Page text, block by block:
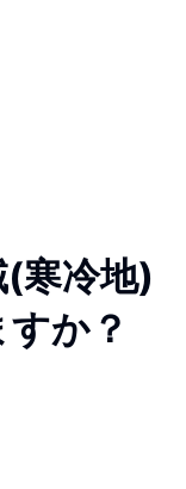
寒冷地)
か？